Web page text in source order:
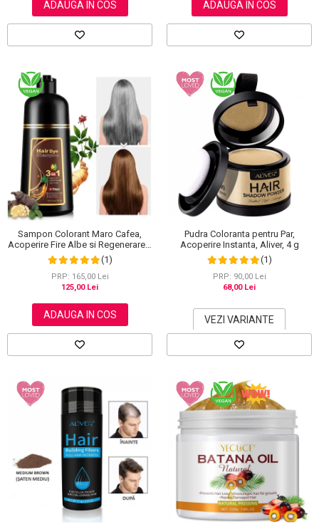
ADAUGA IN COS ADAUGA IN COS
Sampon Colorant Maro Cafea,
Acoperire Fire Albe si Regenerare 3
in 1, #4 Coffee, 500 ml
(1)
PRP: 165,00 Lei
125,00 Lei
ADAUGA IN COS
Pudra Coloranta pentru Par,
Acoperire Instanta, Aliver, 4 g
(1)
PRP: 90,00 Lei
68,00 Lei
VEZI VARIANTE